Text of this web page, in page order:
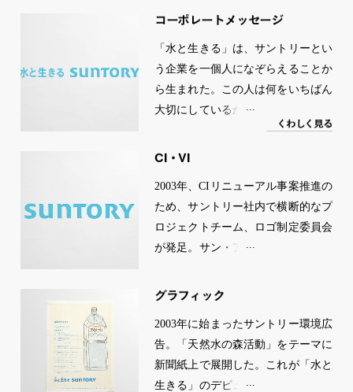
コーポレートメ ッセージ
「水と生きる」は、サントリーとい
う企業を一個人になぞらえることか
ら生まれた。この人は何をいちばん
大切にしているか。何によって生か
されているか。「僕はきみと生き
る」と言えば、それは恥ずかしいく
「水と生きる」はサントリーの
「水」に対する、とても真摯な愛の
告白と言える。水なしでは生きてい
けないから、水を生み出してくれる
る。社会に水の恵みをお届けするこ
く わしく 見る
CI ・ VI
2003年、CIリニューアル事案推進の
ため、サントリー社内で横断的なプ
ロジェクトチーム、ロゴ制定委員会
が発足。サン・アドはアートディレ
ションの面で参加し、事務局の運営
から選ばれたデザインは、製品への
汎用性、グローバル性、文化性等の
観点でブラッシュアップされて完
グラフ ィ ッ ク
2003年に始まったサントリー環境広
告。「天然水の森活動」をテーマに
新聞紙上で展開した。これが「水と
生きる」のデビューとなった。その